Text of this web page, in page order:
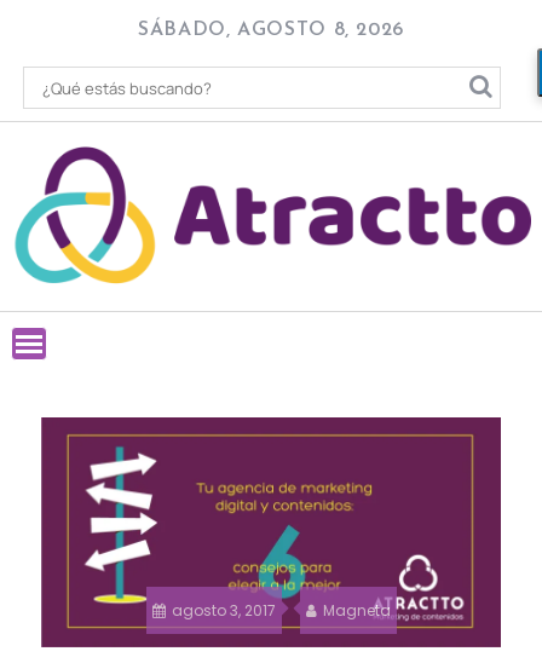
content
SÁBADO, AGOSTO 8, 2026
agosto 3, 2017 Magneta